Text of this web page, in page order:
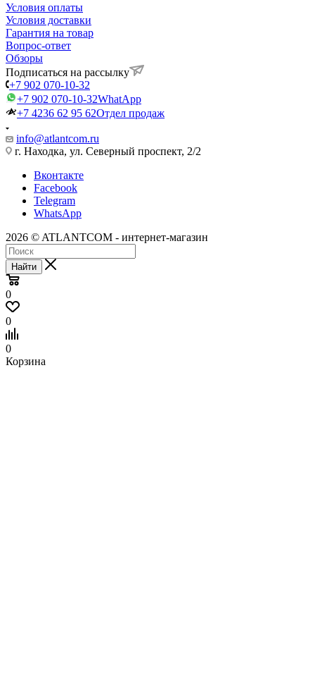
Условия оплаты
Условия доставки
Гарантия на товар
Вопрос-ответ
Обзоры
Подписаться на рассылку
+7 902 070-10-32
+7 902 070-10-32WhatApp
+7 4236 62 95 62Отдел продаж
info@atlantcom.ru
г. Находка, ул. Северный проспект, 2/2
Вконтакте
Facebook
Telegram
WhatsApp
2026 © ATLANTCOM - интернет-магазин
Найти
0
0
0
Корзина